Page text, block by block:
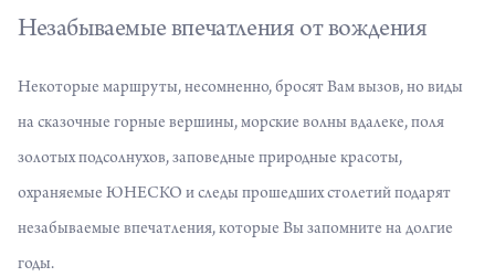
Незабываемые впечатления от вождения
Некоторые маршруты, несомненно, бросят Вам вызов, но виды
на сказочные горные вершины, морские волны вдалеке, поля
золотых подсолнухов, заповедные природные красоты,
охраняемые ЮНЕСКО и следы прошедших столетий подарят
незабываемые впечатления, которые Вы запомните на долгие
годы.